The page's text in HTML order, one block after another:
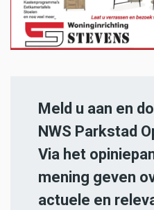
Meld u aan en
NWS Parkstad
Via het
mening geven
actuele en